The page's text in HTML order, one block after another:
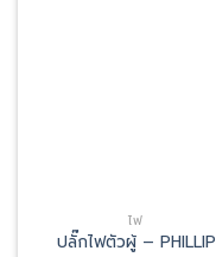
ไฟ
ปลั๊กไฟตัวผู้ – PHILLIP